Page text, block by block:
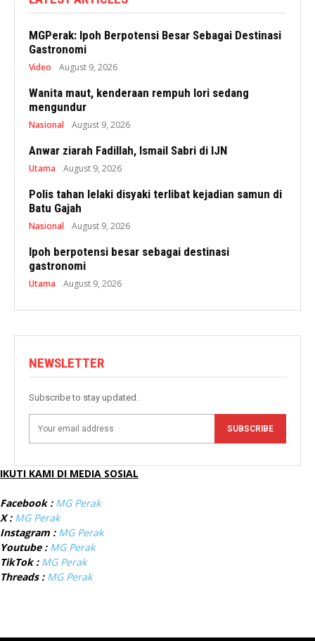
MGPerak: Ipoh Berpotensi Besar Sebagai Destinasi
Gastronomi
Video August 9, 2026
Wanita maut, kenderaan rempuh lori sedang
mengundur
Nasional August 9, 2026
Anwar ziarah Fadillah, Ismail Sabri di IJN
Utama August 9, 2026
Polis tahan lelaki disyaki terlibat kejadian samun di
Batu Gajah
Nasional August 9, 2026
Ipoh berpotensi besar sebagai destinasi
gastronomi
Utama August 9, 2026
NEWSLETTER
Subscribe to stay updated.
SUBSCRIBE
IKUTI KAMI DI MEDIA SOSIAL
Facebook : MG Perak
X : MG Perak
Instagram : MG Perak
Youtube : MG Perak
TikTok : MG Perak
Threads : MG Perak